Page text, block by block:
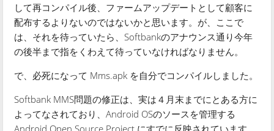
して再コンパイル後、ファームアップデートとして顧客に
配布するよりないのではないかと思います。が、ここで
は、それを待っていたら、Softbankのアナウンス通り今年
の後半まで指をくわえて待っていなければなりません。
で、必死になって Mms.apk を自分でコンパイルしました。
Softbank MMS問題の修正は、実は４月末までにとある方に
よってなされており、Android OSのソースを管理する